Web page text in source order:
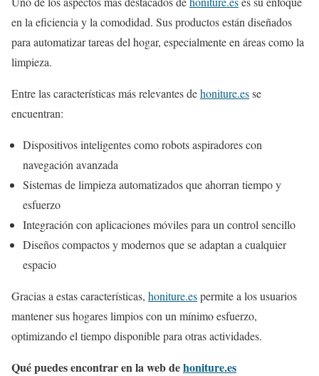
en la eficiencia y la comodidad. Sus productos están diseñados
para automatizar tareas del hogar, especialmente en áreas como la
limpieza.
Entre las características más relevantes dehoniture.esse
encuentran:
Dispositivos inteligentes como robots aspiradores con
navegación avanzada
Sistemas de limpieza automatizados que ahorran tiempo y
esfuerzo
Integración con aplicaciones móviles para un control sencillo
Diseños compactos y modernos que se adaptan a cualquier
espacio
Gracias a estas características, honiture.espermite a los usuarios
mantener sus hogares limpios con un mínimo esfuerzo,
optimizando el tiempo disponible para otras actividades.
Qué puedes encontrar en la web dehoniture.es